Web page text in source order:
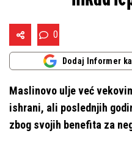
0
Dodaj Informer
Maslinovo ulje već
ishrani, ali poslednjih
zbog svojih benefita za